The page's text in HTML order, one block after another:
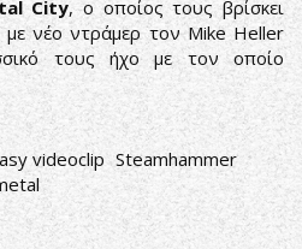
City, ο οποίος τους βρίσκει
με νέο ντράμερ τον Mike Heller
τους ήχο με τον οποίο
videoclip Steamhammer